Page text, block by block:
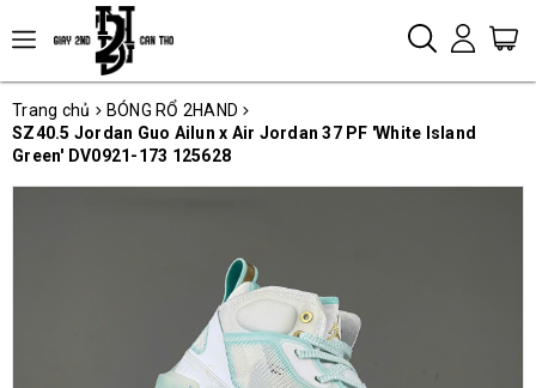
Trang chủ
BÓNG RỔ 2HAND
SZ40.5 Jordan Guo Ailun x Air Jordan 37 PF 'White Island
Green' DV0921-173 125628